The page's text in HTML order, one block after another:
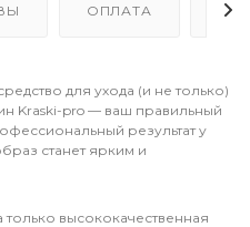
ОПЛАТА
для ухода (и не только)
Kraski-pro — ваш правильный
результат у
станет ярким и
высококачественная